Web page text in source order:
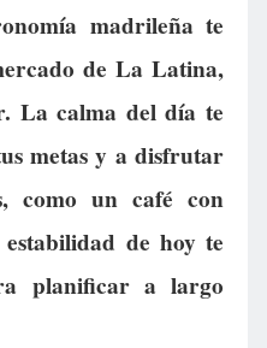
madrileña te
de La Latina,
La calma del día te
metas y a disfrutar
como un café con
de hoy te
planificar a largo